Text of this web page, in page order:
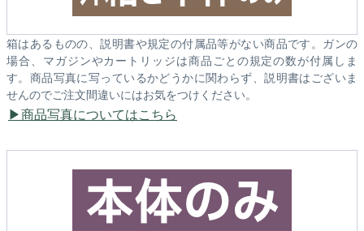
箱はあるものの、説明書や規定の付属品等がない商品です。ガンの
場合、マガジンやカートリッジは商品ごとの規定の数が付属しま
す。商品写真に写っているかどうかに関わらず、説明書はございま
せんのでご注文間違いにはお気をつけください。
商品写真についてはこちら